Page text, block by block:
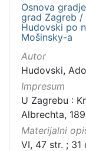
Osnova
grad Zagreb
Hudovski po
Mošinsky-a
Autor
Hudovski,
Impresum
U Zagrebu :
Albrechta,
Materijalni
VI, 47 str. ; 31